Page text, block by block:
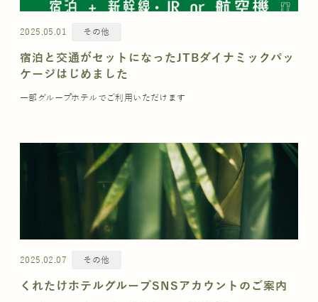
2025.05.01 その他
宿泊と交通がセットになったJTBダイナミックパッ
ケージはじめました
一部グループホテルでご利用いただけます
2025.02.07 その他
くれたけホテルグループSNSアカウントのご案内